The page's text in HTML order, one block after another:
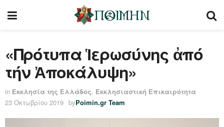
«Πρότυπα Ἱερωσύνης ἀπό
τήν Ἀποκάλυψη»
in Εκκλησία της Ελλάδος, Εκκλησιαστική Επικαιρότητα
23 Οκτωβρίου 2019 byPoimin.gr Team